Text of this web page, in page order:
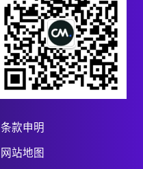
条款申明
网站地图